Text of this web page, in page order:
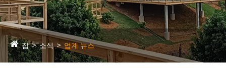
집 소식 업계 뉴스